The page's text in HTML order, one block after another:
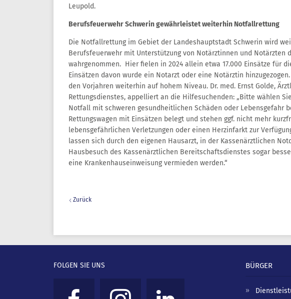
Leupold.
Berufsfeuerwehr Schwerin gewährleistet weiterhin Notfallrettung
Die Notfallrettung im Gebiet der Landeshauptstadt Schwerin wird
Berufsfeuerwehr mit Unterstützung von Notärztinnen und Notärzten
wahrgenommen. Hier fielen in 2024 allein etwa 17.000 Einsätze für
Einsätzen davon wurde ein Notarzt oder eine Notärztin
den Vorjahren weiterhin auf hohem Niveau. Dr. med. Ernst Golde,
Rettungsdienstes, appelliert an die Hilfesuchenden: „Bitte wählen
Notfall mit schweren gesundheitlichen Schäden oder Lebensgefahr
Rettungswagen mit Einsätzen belegt und stehen ggf. nicht mehr
lebensgefährlichen Verletzungen oder einen Herzinfarkt zur
lassen sich durch den eigenen Hausarzt, in der Kassenärztlichen
Hausbesuch des Kassenärztlichen Bereitschaftsdienstes sogar
eine Krankenhauseinweisung vermieden werden.“
Zurück
FOLGEN SIE UNS BÜRGER